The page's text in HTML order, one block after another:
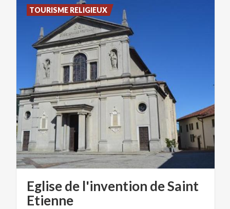
Eglise de l'invention de Saint
Etienne
TOURISME RELIGIEUX